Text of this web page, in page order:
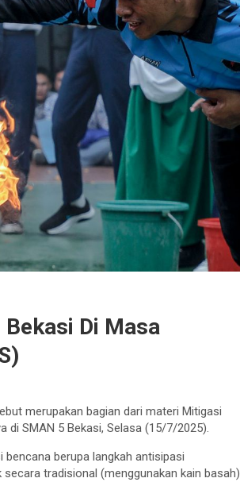
Di Masa
merupakan bagian dari materi Mitigasi
di SMAN 5 Bekasi, Selasa (15/7/2025).
berupa langkah antisipasi
tradisional (menggunakan kain basah)